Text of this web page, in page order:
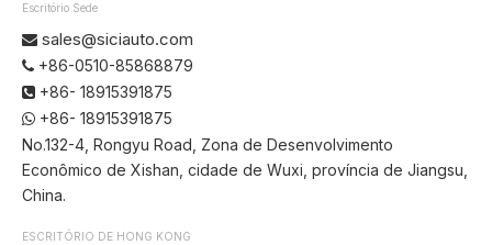
Escritório Sede
 sales@siciauto.com
 +86-0510-85868879
 +86- 18915391875
 +86- 18915391875
No.132-4, Rongyu Road, Zona de Desenvolvimento
Econômico de Xishan, cidade de Wuxi, província de Jiangsu,
China.
ESCRITÓRIO DE HONG KONG